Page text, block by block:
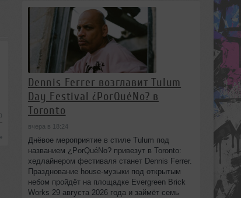
Dennis Ferrer возглавит Tulum
Day Festival ¿PorQuéNo? в
Toronto
вчера в 18:24
Днёвое мероприятие в стиле Tulum под
названием ¿PorQuéNo? привезут в Toronto:
хедлайнером фестиваля станет Dennis Ferrer.
Празднование house-музыки под открытым
небом пройдёт на площадке Evergreen Brick
Works 29 августа 2026 года и займёт семь